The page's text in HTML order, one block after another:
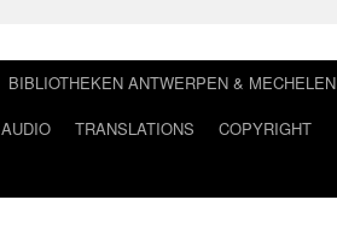
BIBLIOTHEKEN ANTWERPEN & MECHELEN
AUDIO TRANSLATIONS
COPYRIGHT